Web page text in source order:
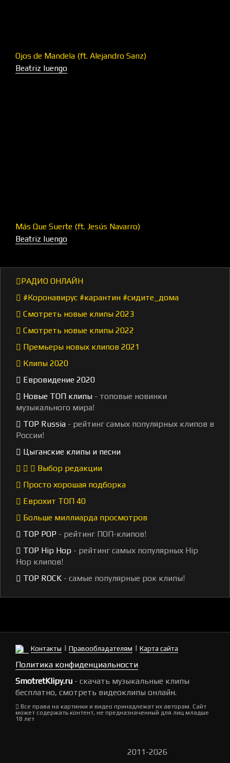
Ojos de Mandela (ft. Alejandro Sanz)
Beatriz luengo
Más Que Suerte (ft. Jesús Navarro)
Beatriz luengo
РАДИО ОНЛАЙН
#Коронавирус #карантин #сидите_дома
Смотреть новые клипы 2023
Смотреть новые клипы 2022
Премьеры новых клипов 2021
Клипы 2020
Евровидение 2020
Новые ТОП клипы - топовые новинки
музыкального мира!
TOP Russia - рейтинг самых популярных клипов в
России!
Цыганские клипы и песни
Выбор редакции
Просто хорошая подборка
Еврохит ТОП 40
Больше миллиарда просмотров
TOP POP - рейтинг ПОП-клипов!
TOP Hip Hop - рейтинг самых популярных Hip
Hop клипов!
TOP ROCK - самые популярные рок клипы!
Контакты | Правообладателям | Карта сайта
Политика конфиденциальности
SmotretKlipy.ru - скачать музыкальные клипы
бесплатно, смотреть видеоклипы онлайн.
Все права на картинки и видео принадлежат их авторам. Сайт
может содержать контент, не предназначенный для лиц младше
18 лет
2011-2026